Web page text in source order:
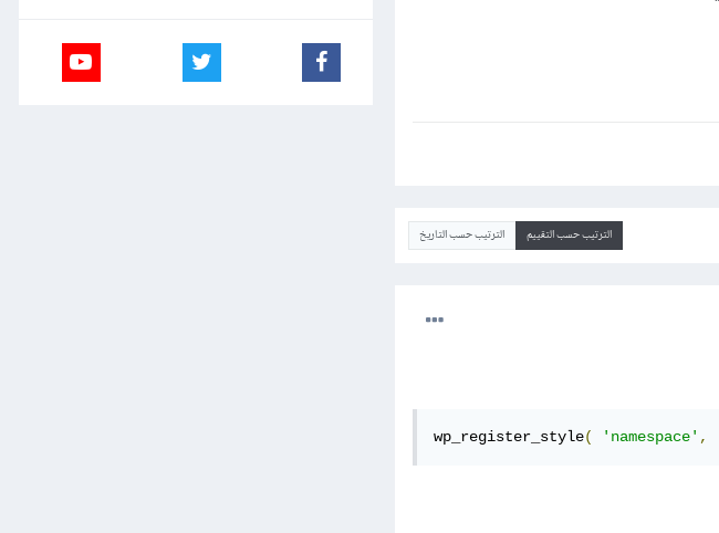
الترتيب حسب التقييم الترتيب حسب التاريخ
wp_register_style( 'namespace' ,